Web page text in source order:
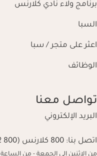
برنامج ولاء نادي كلارنس
السبا
اعثر على متجر / سبا
الوظائف
تواصل معنا
البريد الإلكتروني
اتصل بنا: 800 كلارنس (800 252 7467)
من الاثنين إلى الجمعة - من الساعة 9:00 صباحاً حتى 6:00 مساءً